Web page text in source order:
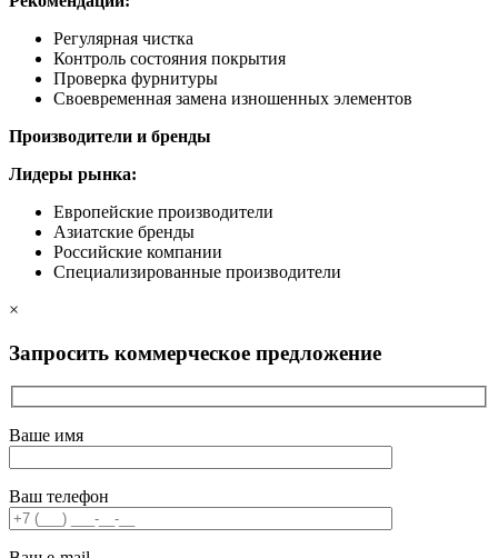
Регулярная чистка
Контроль состояния покрытия
Проверка фурнитуры
Своевременная замена изношенных элементов
Производители и бренды
Лидеры рынка:
Европейские производители
Азиатские бренды
Российские компании
Специализированные производители
×
Запросить коммерческое предложение
Ваше имя
Ваш телефон